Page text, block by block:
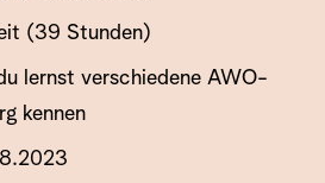
(39 Stunden)
lernst verschiedene AWO-
kennen